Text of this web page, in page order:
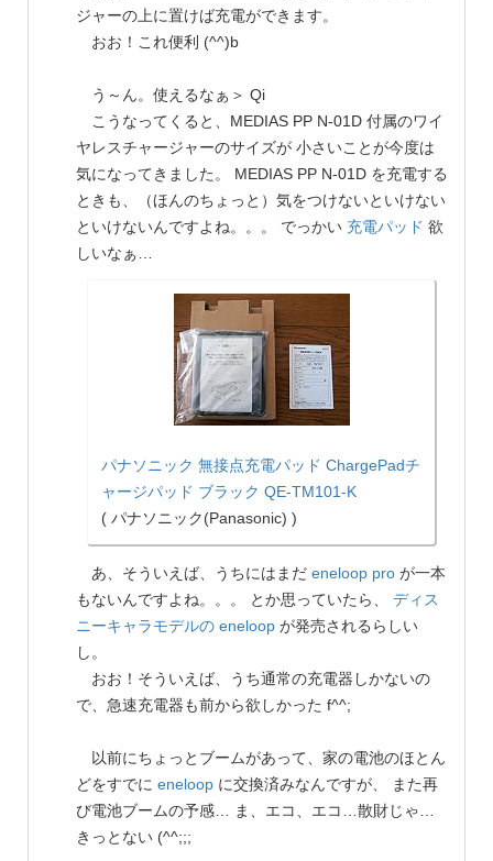
ジャーの上に置けば充電ができます。
おお！これ便利 (^^)b
う～ん。使えるなぁ＞ Qi
こうなってくると、MEDIAS PP N-01D 付属のワイ
ヤレスチャージャーのサイズが 小さいことが今度は
気になってきました。 MEDIAS PP N-01D を充電する
ときも、（ほんのちょっと）気をつけないといけない
といけないんですよね。。。 でっかい 充電パッド 欲
しいなぁ…
パナソニック 無接点充電パッド ChargePadチ
ャージパッド ブラック QE-TM101-K
( パナソニック(Panasonic) )
あ、そういえば、うちにはまだ eneloop pro が一本
もないんですよね。。。 とか思っていたら、 ディス
ニーキャラモデルの eneloop が発売されるらしい
し。
おお！そういえば、うち通常の充電器しかないの
で、急速充電器も前から欲しかった f^^;
以前にちょっとブームがあって、家の電池のほとん
どをすでに eneloop に交換済みなんですが、 また再
び電池ブームの予感… ま、エコ、エコ…散財じゃ…
きっとない (^^;;;